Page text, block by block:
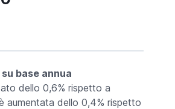
base annua
dello 0,6% rispetto a
aumentata dello 0,4% rispetto